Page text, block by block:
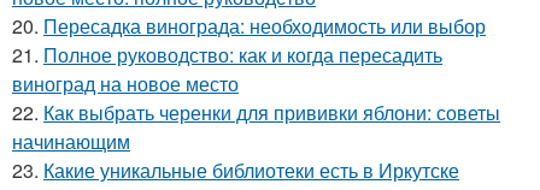
20. Пересадка винограда: необходимость или выбор
21. Полное руководство: как и когда пересадить
виноград на новое место
22. Как выбрать черенки для прививки яблони: советы
начинающим
23. Какие уникальные библиотеки есть в Иркутске